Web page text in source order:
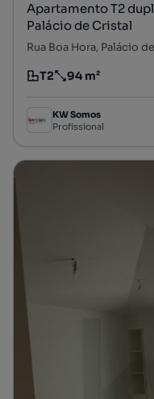
Apartamento T2
Palácio de Cristal
Tipologia
T2
Preço por metro
94 m²
KW Somos
Profissional